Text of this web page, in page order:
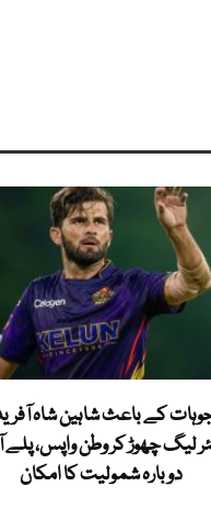
کے باعث شاہین شاہ
لیگ چھوڑ کر وطن واپس،
دوبارہ شمولیت کا امکان